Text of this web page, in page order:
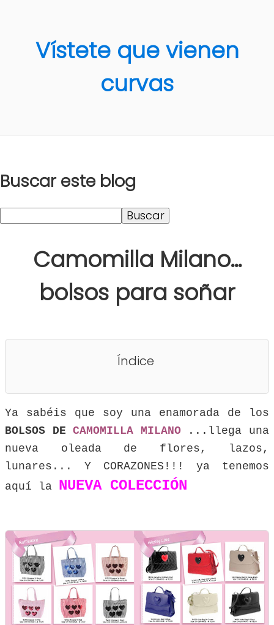
Vístete que vienen
curvas
Buscar este blog
Camomilla Milano...
bolsos para soñar
Índice
Ya sabéis que soy una enamorada de los
BOLSOS DECAMOMILLA MILANO...llega una
nueva oleada de flores, lazos,
lunares... Y CORAZONES!!! ya tenemos
aquí la NUEVA COLECCIÓN